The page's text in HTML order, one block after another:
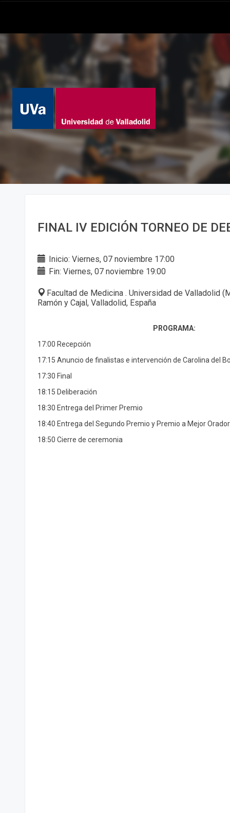
FINAL IV EDICIÓN TORNEO DE
Inicio: Viernes, 07 noviembre 17:00
Fin: Viernes, 07 noviembre 19:00
Facultad de Medicina . Universidad de Valladolid
Ramón y Cajal, Valladolid, España
PROGRAMA:
17:00 Recepción
17:15 Anuncio de finalistas e intervención de Carolina del
17:30 Final
18:15 Deliberación
18:30 Entrega del Primer Premio
18:40 Entrega del Segundo Premio y Premio a Mejor
18:50 Cierre de ceremonia